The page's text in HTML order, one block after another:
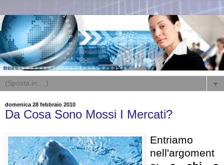
▼
domenica 28 febbraio 2010
Da Cosa Sono Mossi I Mercati?
Entriamo
nell'argoment